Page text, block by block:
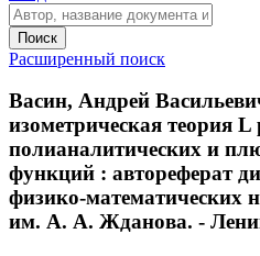
Поиск
Расширенный поиск
Васин, Андрей
изометрическая теория L
полианалитических и
функций : автореферат
физико-математических
им. А. А. Жданова. -